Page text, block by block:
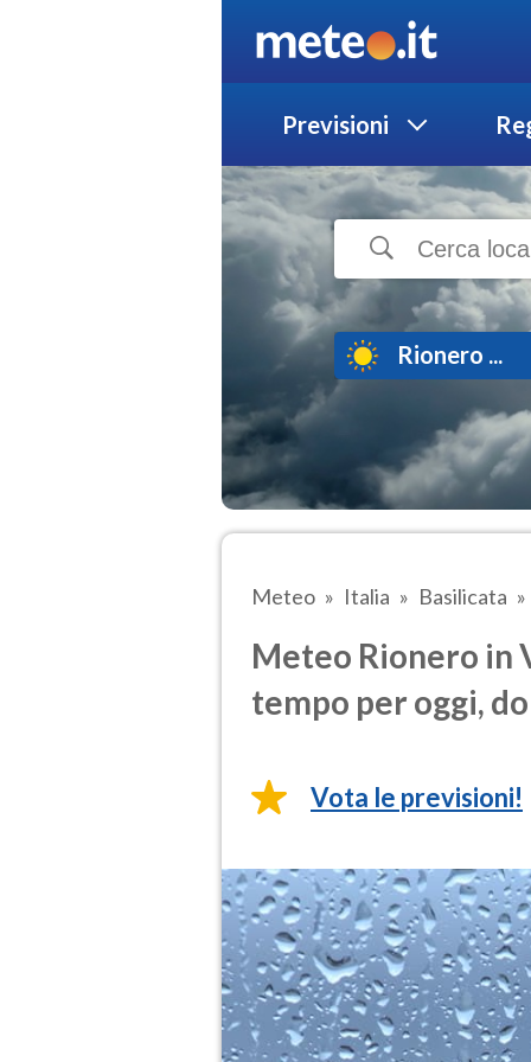
Previsioni
Rionero ...
Meteo Italia Basilicata
Meteo Rionero in
tempo per oggi,
Vota le previsioni!